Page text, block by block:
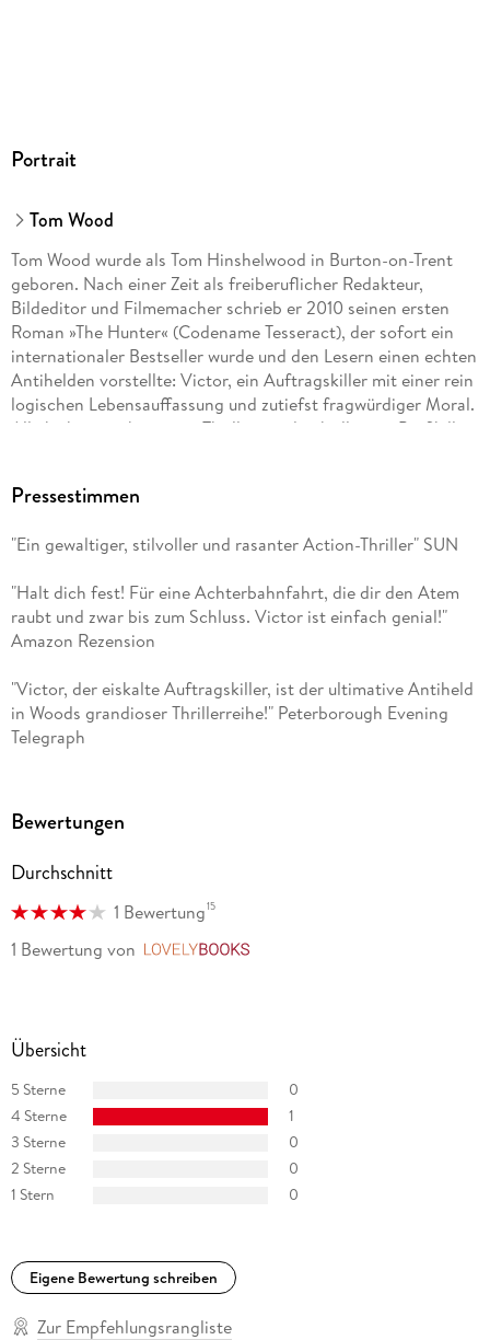
Portrait
Tom Wood
Tom Wood wurde als Tom Hinshelwood in Burton-on-Trent
geboren. Nach einer Zeit als freiberuflicher Redakteur,
Bildeditor und Filmemacher schrieb er 2010 seinen ersten
Roman »The Hunter« (Codename Tesseract), der sofort ein
internationaler Bestseller wurde und den Lesern einen echten
Antihelden vorstellte: Victor, ein Auftragskiller mit einer rein
logischen Lebensauffassung und zutiefst fragwürdiger Moral.
Alle bisher erschienenen Thriller um den brillanten Profikiller
Psychothriller.
Wie Victor ist übrigens auch Tom Wood ein leidenschaftlicher
Kampfsportart Krav Maga, bei der er sich schon einige
Verletzungen zugezogen hat. Im Gegensatz zu seinem
Antihelden hat Wood jedoch noch nie jemanden umgebracht.
Seine Bücher und Hörbücher erscheinen in deutscher
Übersetzung im Ronin Hörverlag.
Pressestimmen
"Ein gewaltiger, stilvoller und rasanter Action-Thriller" SUN
"Halt dich fest! Für eine Achterbahnfahrt, die dir den Atem
raubt und zwar bis zum Schluss. Victor ist einfach genial!"
Amazon Rezension
"Victor, der eiskalte Auftragskiller, ist der ultimative Antiheld
in Woods grandioser Thrillerreihe!" Peterborough Evening
Telegraph
Bewertungen
Durchschnitt
1 Bewertung15
1 Bewertung von
Übersicht
5 Sterne
0
4 Sterne
1
3 Sterne
0
2 Sterne
0
1 Stern
0
Eigene Bewertung schreiben
Zur Empfehlungsrangliste